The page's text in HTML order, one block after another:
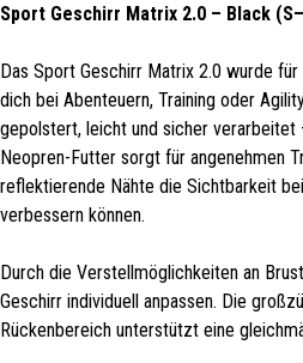
Sport Geschirr Matrix 2.0 – Black
Das Sport Geschirr Matrix 2.0 wurde
dich bei Abenteuern, Training oder
gepolstert, leicht und sicher verarbeitet
Neopren-Futter sorgt für angenehmen
reflektierende Nähte die Sichtbarkeit
verbessern können.
Durch die Verstellmöglichkeiten an
Geschirr individuell anpassen. Die
Rückenbereich unterstützt eine